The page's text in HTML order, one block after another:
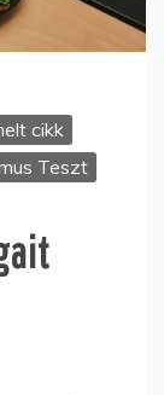
cikk
Teszt